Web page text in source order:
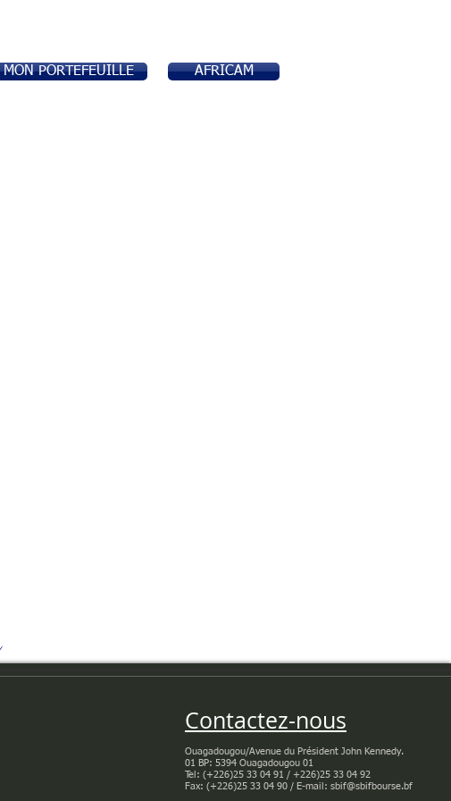
MON PORTEFEUILLE AFRICAM
Contactez-nous
Ouagadougou/Avenue du Président John Kennedy.
01 BP: 5394 Ouagadougou 01
Tel: (+226)25 33 04 91 / +226)25 33 04 92
Fax: (+226)25 33 04 90 / E-mail: sbif@sbifbourse.bf